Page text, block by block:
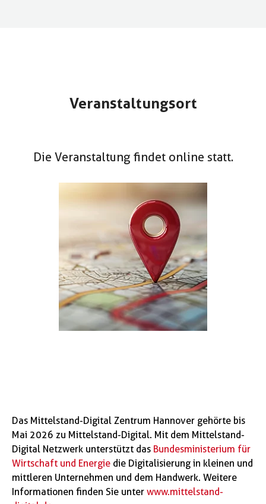
Veranstaltungsort
Die Veranstaltung findet online statt.
Das Mittelstand-Digital Zentrum Hannover gehörte bis
Mai 2026 zu Mittelstand-Digital. Mit dem Mittelstand-
Digital Netzwerk unterstützt das Bundesministerium für
Wirtschaft und Energie die Digitalisierung in kleinen und
mittleren Unternehmen und dem Handwerk. Weitere
Informationen finden Sie unter www.mittelstand-